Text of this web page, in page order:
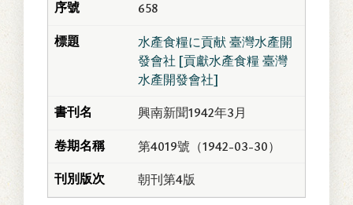
658
水產食糧に貢献 臺灣水產開
發會社 [貢獻水產食糧 臺灣
水產開發會社]
興南新聞1942年3月
第4019號（1942-03-30）
朝刊第4版